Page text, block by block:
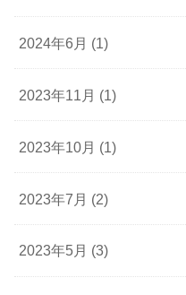
2024年6月 (1)
2023年11月 (1)
2023年10月 (1)
2023年7月 (2)
2023年5月 (3)